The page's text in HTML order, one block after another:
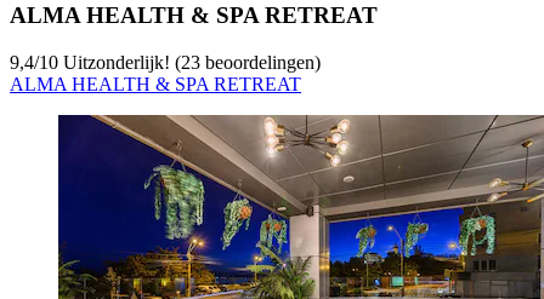
ALMA HEALTH & SPA RETREAT
9,4/10 Uitzonderlijk! (23 beoordelingen)
ALMA HEALTH & SPA RETREAT